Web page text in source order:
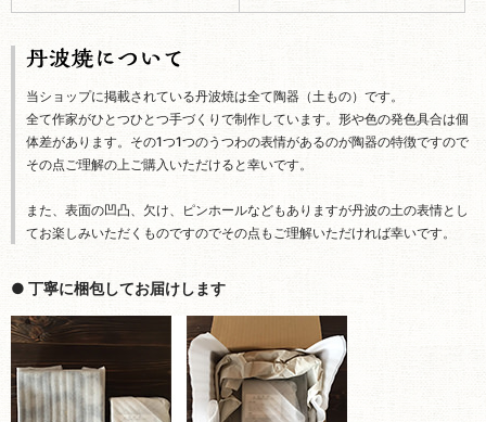
その点ご理解の上ご購入いただけると幸いです。
また、表面の凹凸、欠け、ピンホールなどもありますが丹波の土の表情とし
● 丁寧に梱包してお届けします